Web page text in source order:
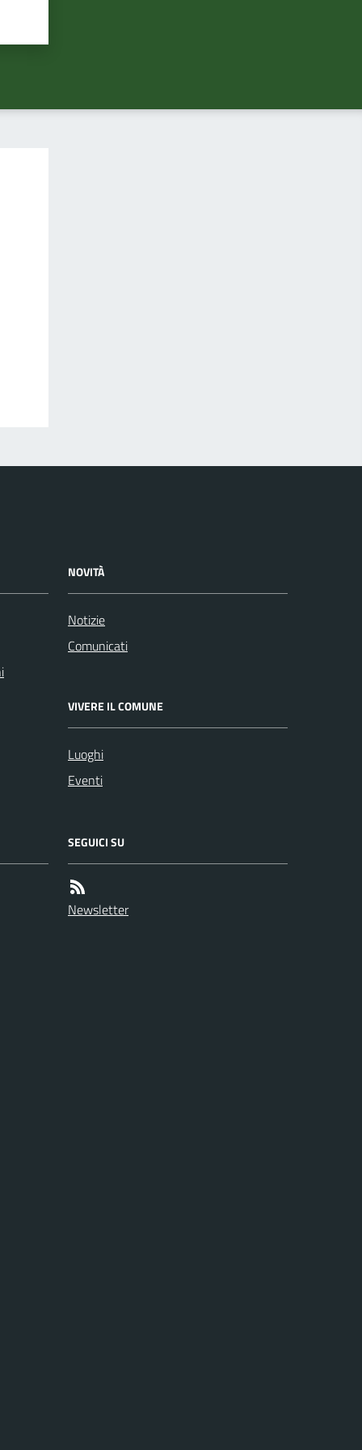
NOVITÀ
Notizie
Comunicati
VIVERE IL COMUNE
Luoghi
Eventi
SEGUICI SU
Newsletter